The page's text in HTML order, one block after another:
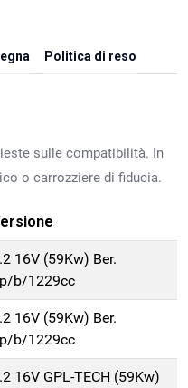
Politica di reso
sulle compatibilità. In
o carrozziere di fiducia.
16V (59Kw) Ber.
b/1229cc
16V (59Kw) Ber.
b/1229cc
16V GPL-TECH (59Kw)